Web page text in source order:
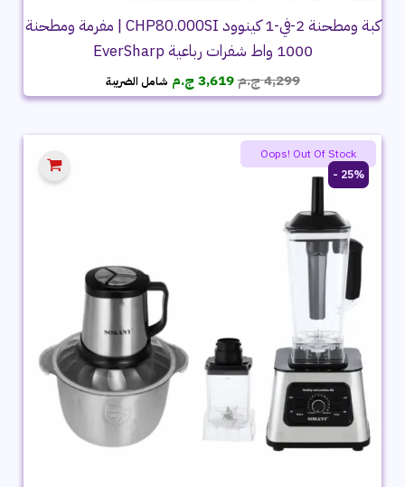
كبة ومطحنة 2-في-1 كينوود CHP80.000SI | مفرمة ومطحنة
1000 واط شفرات رباعية EverSharp
4,299ج.مالسعر
الأصلي
4,299 ج.م.
3,619 ج.م السعر
الحالي
3,619 ج.م.
شامل الضريبة
25% -
Oops! Out Of Stock